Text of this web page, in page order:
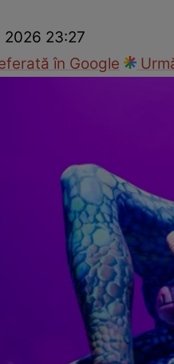
2026 23:27
în Google